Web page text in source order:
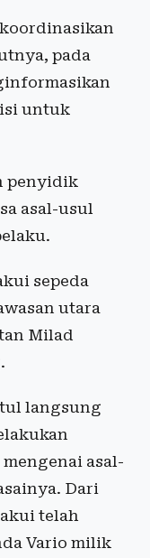
pada
untuk
penyidik
asal-usul
sepeda
utara
Milad
langsung
asal-
Dari
telah
Vario milik